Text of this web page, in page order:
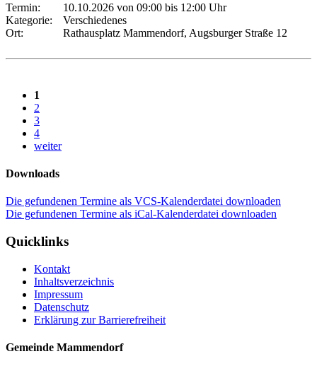
Termin:
10.10.2026 von 09:00 bis 12:00 Uhr
Kategorie:
Verschiedenes
Ort:
Rathausplatz Mammendorf, Augsburger Straße 12
1
2
3
4
weiter
Downloads
Die gefundenen Termine als VCS-Kalenderdatei downloaden
Die gefundenen Termine als iCal-Kalenderdatei downloaden
Quicklinks
Kontakt
Inhaltsverzeichnis
Impressum
Datenschutz
Erklärung zur Barrierefreiheit
Gemeinde Mammendorf